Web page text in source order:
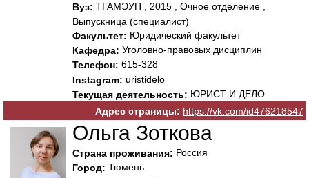
Вуз: ТГАМЭУП , 2015 , Очное отделение ,
Выпускница (специалист)
Факультет: Юридический факультет
Кафедра: Уголовно-правовых дисциплин
Телефон: 615-328
Instagram: uristidelo
Текущая деятельность: ЮРИСТ И ДЕЛО
Адрес страницы: https://vk.com/id476218547
Ольга Зоткова
Страна проживания: Россия
Город: Тюмень